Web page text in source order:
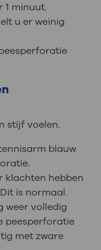
1 minuut.
u er weinig
stijf voelen.
blauw
klachten hebben
is normaal.
weer volledig
peesperforatie
met zware